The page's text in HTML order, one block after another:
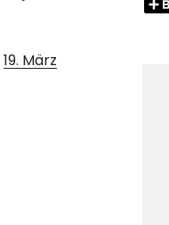
19. März